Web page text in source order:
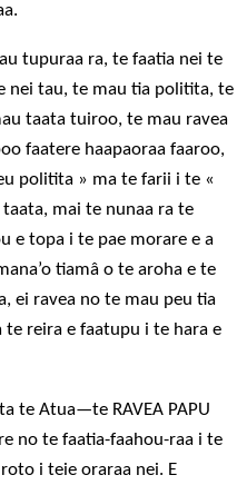
tupuraa ra, te faatia nei te
nei tau, te mau tia politita, te
taata tuiroo, te mau ravea
faatere haapaoraa faaroo,
politita » ma te farii i te «
mai te nunaa ra te
e topa i te pae morare e a
tiamâ o te aroha e te
ei ravea no te mau peu tia
te reira e faatupu i te hara e
te Atua—te RAVEA PAPU
no te faatia-faahou-raa i te
i teie oraraa nei. E